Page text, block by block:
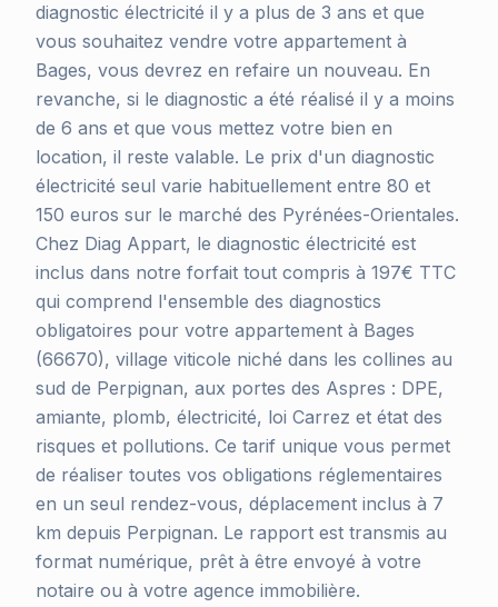
diagnostic électricité il y a plus de 3 ans et que
vous souhaitez vendre votre appartement à
Bages, vous devrez en refaire un nouveau. En
revanche, si le diagnostic a été réalisé il y a moins
de 6 ans et que vous mettez votre bien en
location, il reste valable. Le prix d'un diagnostic
électricité seul varie habituellement entre 80 et
150 euros sur le marché des Pyrénées-Orientales.
Chez Diag Appart, le diagnostic électricité est
inclus dans notre forfait tout compris à 197€ TTC
qui comprend l'ensemble des diagnostics
obligatoires pour votre appartement à Bages
(66670), village viticole niché dans les collines au
sud de Perpignan, aux portes des Aspres : DPE,
amiante, plomb, électricité, loi Carrez et état des
risques et pollutions. Ce tarif unique vous permet
de réaliser toutes vos obligations réglementaires
en un seul rendez-vous, déplacement inclus à 7
km depuis Perpignan. Le rapport est transmis au
format numérique, prêt à être envoyé à votre
notaire ou à votre agence immobilière.